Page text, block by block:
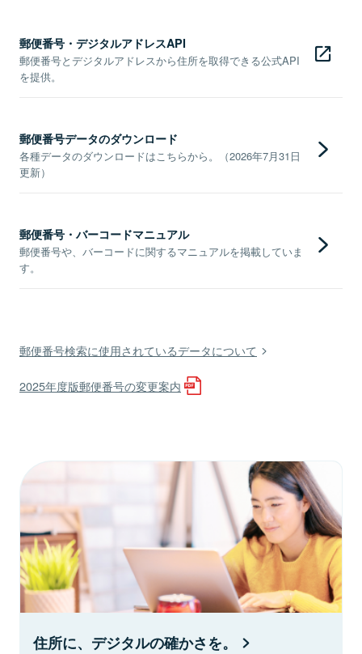
郵便番号・デジタルアドレスAPI
郵便番号とデジタルアドレスから住所を取得できる公式API
を提供。
郵便番号データのダウンロード
各種データのダウンロードはこちらから。（2026年7月31日
更新）
郵便番号・バーコードマニュアル
郵便番号や、バーコードに関するマニュアルを掲載していま
す。
郵便番号検索に使用されているデータについて
2025年度版郵便番号の変更案内
住所に、デジタルの確かさを。